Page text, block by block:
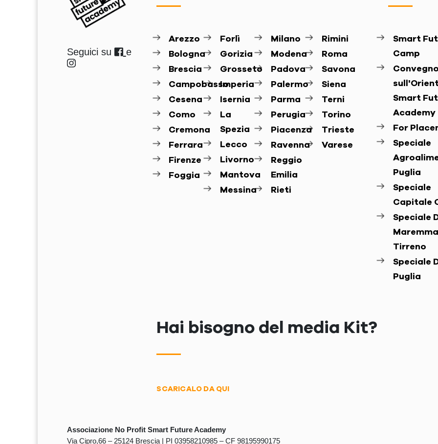
Seguici su e
Arezzo
Bologna
Brescia
Campobasso
Cesena
Como
Cremona
Ferrara
Firenze
Foggia
Forlì
Gorizia
Grosseto
Imperia
Isernia
La
Spezia
Lecco
Livorno
Mantova
Messina
Milano
Modena
Padova
Palermo
Parma
Perugia
Piacenza
Ravenna
Reggio
Emilia
Rieti
Rimini
Roma
Savona
Siena
Terni
Torino
Trieste
Varese
Smart
Camp
Smart
Academy
For
Speciale
Puglia
Speciale
Capitale
Speciale
Tirreno
Speciale
Puglia
Hai bisogno del media Kit?
SCARICALO DA QUI
Associazione No Profit Smart Future Academy
Via Cipro,66 – 25124 Brescia | PI 03958210985 – CF 98195990175